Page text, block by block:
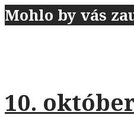
Mohlo by vás
10.